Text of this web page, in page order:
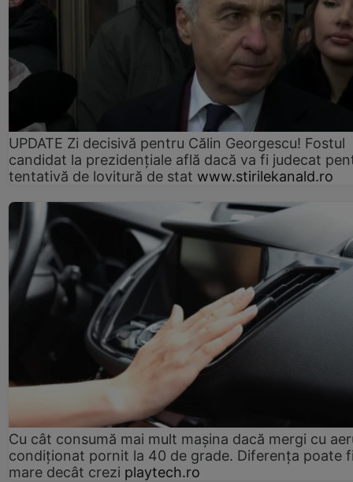
UPDATE Zi decisivă pentru Călin Georgescu! Fostul
candidat la prezidențiale află dacă va fi judecat
tentativă de lovitură de stat www.stirilekanald.ro
Cu cât consumă mai mult mașina dacă mergi cu
condiționat pornit la 40 de grade. Diferența poate
mare decât crezi playtech.ro